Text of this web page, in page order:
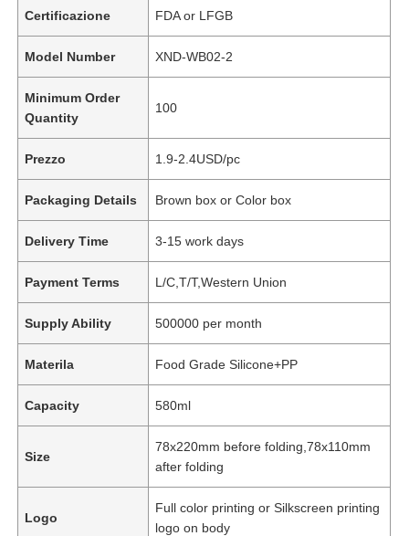
Certificazione FDA or LFGB
Model Number XND-WB02-2
Minimum Order
Quantity
100
Prezzo 1.9-2.4USD/pc
Packaging Details Brown box or Color box
Delivery Time 3-15 work days
Payment Terms L/C,T/T,Western Union
Supply Ability 500000 per month
Materila Food Grade Silicone+PP
Capacity 580ml
Size
78x220mm before folding,78x110mm
after folding
Logo
Full color printing or Silkscreen printing
logo on body